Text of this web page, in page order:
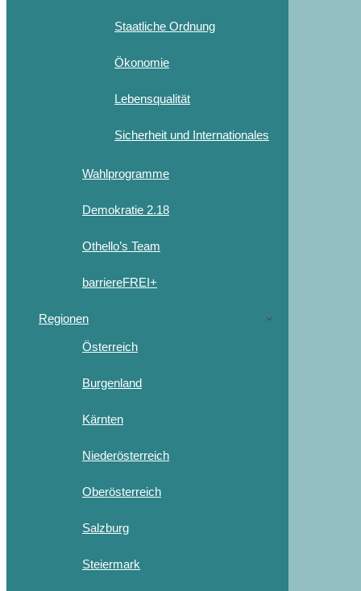
Staatliche Ordnung
Ökonomie
Lebensqualität
Sicherheit und Internationales
Wahlprogramme
Demokratie 2.18
Othello’s Team
barriereFREI+
Regionen
Österreich
Burgenland
Kärnten
Niederösterreich
Oberösterreich
Salzburg
Steiermark